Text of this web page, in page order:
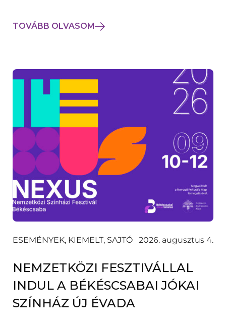
TOVÁBB OLVASOM
ESEMÉNYEK, KIEMELT, SAJTÓ 2026. augusztus 4.
NEMZETKÖZI FESZTIVÁLLAL
INDUL A BÉKÉSCSABAI JÓKAI
SZÍNHÁZ ÚJ ÉVADA